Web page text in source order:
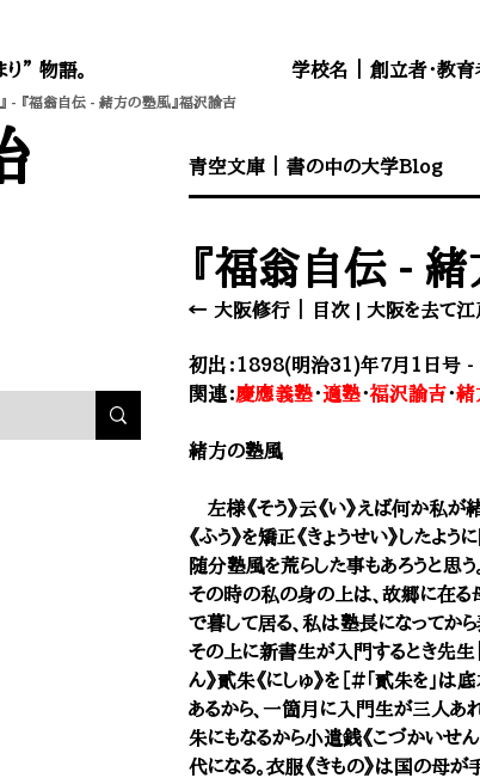
” 物語。 学校名 創立者・教育
- 『福翁自伝 - 緒方の塾風』福沢諭吉
​青空文庫 書の中の大学Blog
『福翁自伝 -
← 大阪修行 目次 大阪を去て
初出：1898(明治31)年7月1日号
関連：慶應義塾・適塾・福沢諭吉・緒
緒方の塾風
左様《そう》云《い》えば何か私が
《ふう》を矯正《きょうせい》したよ
随分塾風を荒らした事もあろうと思
その時の私の身の上は、故郷に在る
で暮して居る、私は塾長になってから
その上に新書生が入門するとき先生
ん》貳朱《にしゅ》を［＃「貳朱を」は
あるから、一箇月に入門生が三人あ
朱にもなるから小遣銭《こづかいせん
代になる。衣服《きもの》は国の母が